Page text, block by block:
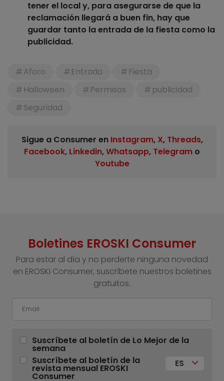
tener el local y, para asegurarse de que la
reclamación llegará a buen fin, hay que
guardar tanto la entrada de la fiesta como la
publicidad.
Aforo Entrada
Fiesta
Halloween
Permisos
publicidad
Seguridad
Sigue a Consumer en Instagram, X, Threads,
Facebook, Linkedin,Whatsapp, Telegram o
Youtube
Boletines EROSKI Consumer
Para estar al día y no perderte ninguna novedad
en EROSKI Consumer, suscríbete nuestros boletines
gratuitos.
Suscríbete al boletín de Lo Mejor de la
semana
Suscríbete al boletín de la
revista mensual EROSKI
Consumer
ES